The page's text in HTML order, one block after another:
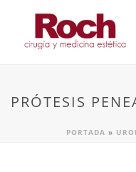
PRÓTESIS
PORTADA »